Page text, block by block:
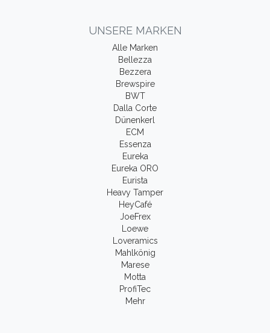
UNSERE MARKEN
Alle Marken
Bellezza
Bezzera
Brewspire
BWT
Dalla Corte
Dünenkerl
ECM
Essenza
Eureka
Eureka ORO
Eurista
Heavy Tamper
HeyCafé
JoeFrex
Loewe
Loveramics
Mahlkönig
Marese
Motta
ProfiTec
Mehr